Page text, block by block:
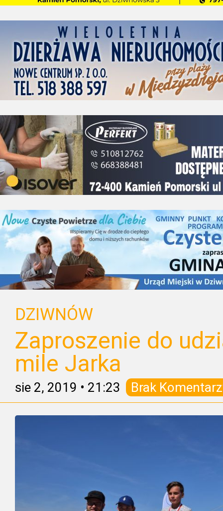
DZIWNÓW
Zaproszenie do
mile Jarka
sie 2, 2019 • 21:23 Brak